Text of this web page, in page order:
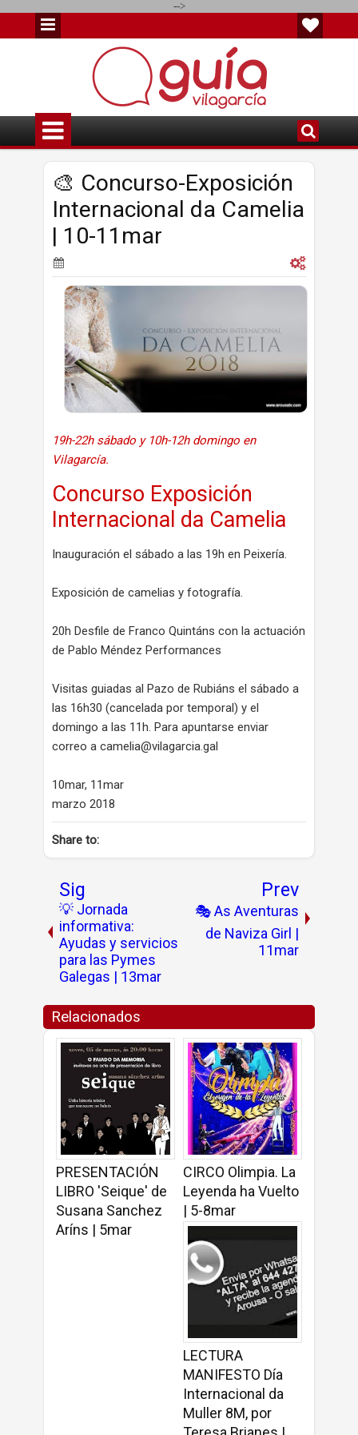
-->
🎨 Concurso-Exposición
Internacional da Camelia
| 10-11mar
19h-22h sábado y 10h-12h domingo en
Vilagarcía.
Concurso Exposición
Internacional da Camelia
Inauguración el sábado a las 19h en Peixería.
Exposición de camelias y fotografía.
20h Desfile de Franco Quintáns con la actuación
de Pablo Méndez Performances
Visitas guiadas al Pazo de Rubiáns el sábado a
las 16h30 (cancelada por temporal) y el
domingo a las 11h. Para apuntarse enviar
correo a camelia@vilagarcia.gal
10mar, 11mar
marzo 2018
Share to:
Sig
💡 Jornada
informativa:
Ayudas y servicios
para las Pymes
Galegas | 13mar
Prev
🎭 As Aventuras
de Naviza Girl |
11mar
Relacionados
PRESENTACIÓN
LIBRO 'Seique' de
Susana Sanchez
Aríns | 5mar
CIRCO Olimpia. La
Leyenda ha Vuelto
| 5-8mar
LECTURA
MANIFESTO Día
Internacional da
Muller 8M, por